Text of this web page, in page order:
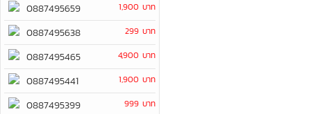
0887495659 1,900 บาท
0887495638 299 บาท
0887495465 4,900 บาท
0887495441 1,900 บาท
0887495399 999 บาท